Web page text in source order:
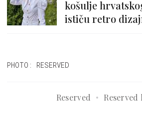
košulje
ističu retro
PHOTO: RESERVED
Reserved Reserved